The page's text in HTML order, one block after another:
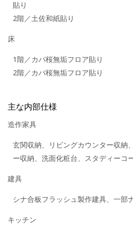
貼り
2階／土佐和紙貼り
床
1階／カバ桜無垢フロア貼り
2階／カバ桜無垢フロア貼り
主な内部仕様
造作家具
玄関収納、リビングカウンター収納
ー収納、洗面化粧台、スタディーコ
建具
シナ合板フラッシュ製作建具、一部
キッチン